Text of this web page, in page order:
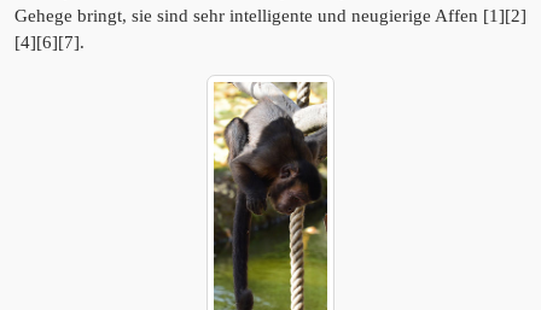
Gehege bringt, sie sind sehr intelligente und neugierige Affen [1][2]
[4][6][7].